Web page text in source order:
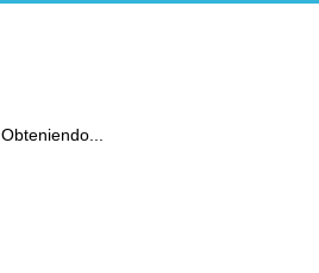
Obteniendo...